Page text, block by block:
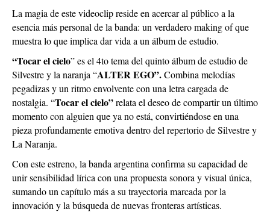
La magia de este videoclip reside en acercar al público a la
esencia más personal de la banda: un verdadero making of que
muestra lo que implica dar vida a un álbum de estudio.
“Tocar el cielo” es el 4to tema del quinto álbum de estudio de
Silvestre y la naranja “ALTER EGO”.Combina melodías
pegadizas y un ritmo envolvente con una letra cargada de
nostalgia. “Tocar el cielo”relata el deseo de compartir un último
momento con alguien que ya no está, convirtiéndose en una
pieza profundamente emotiva dentro del repertorio de Silvestre y
La Naranja.
Con este estreno, la banda argentina confirma su capacidad de
unir sensibilidad lírica con una propuesta sonora y visual única,
sumando un capítulo más a su trayectoria marcada por la
innovación y la búsqueda de nuevas fronteras artísticas.